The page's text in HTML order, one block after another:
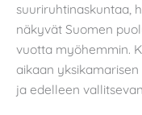
suuriruhtinaskuntaa,
näkyvät Suomen
vuotta myöhemmin.
aikaan
ja edelleen vallitsevan